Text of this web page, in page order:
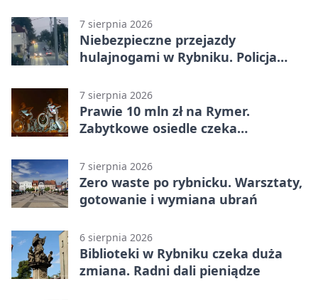
7 sierpnia 2026
Niebezpieczne przejazdy
hulajnogami w Rybniku. Policja
7 sierpnia 2026
Prawie 10 mln zł na Rymer.
Zabytkowe osiedle czeka
7 sierpnia 2026
Zero waste po rybnicku. Warsztaty,
gotowanie i wymiana ubrań
6 sierpnia 2026
Biblioteki w Rybniku czeka duża
zmiana. Radni dali pieniądze